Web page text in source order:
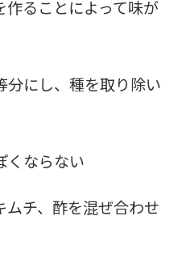
ることによって味が
にし、種を取り除い
ならない
チ、酢を混ぜ合わせ